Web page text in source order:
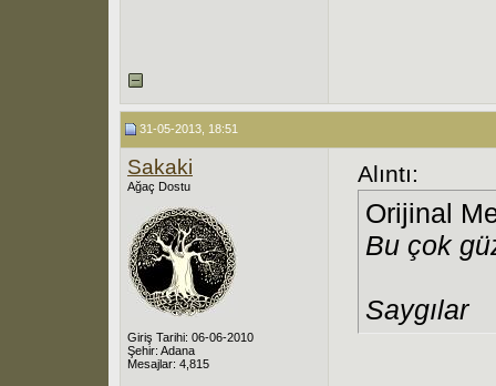
31-05-2013, 18:51
Sakaki
Ağaç Dostu
Giriş Tarihi: 06-06-2010
Şehir: Adana
Mesajlar: 4,815
Alıntı:
Orijinal
Bu çok
Saygılar